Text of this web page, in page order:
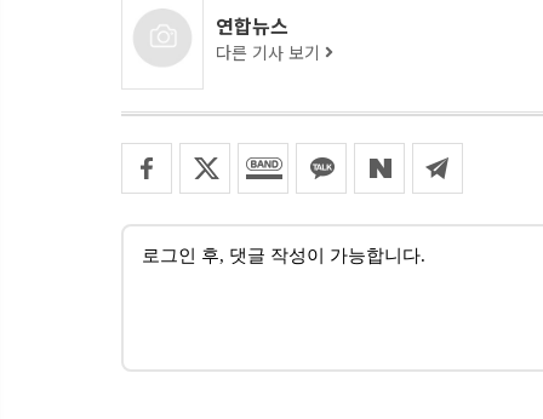
연합뉴스
다른 기사 보기